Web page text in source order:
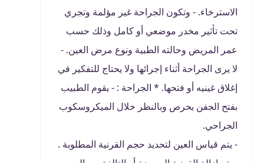
الاسترخاء. - وتكون الجراحة غير مؤلمة وتجري
تحت تأثير مخدر موضعي أو كامل وذلك حسب
عمر المريض وحالته الطبية ونوع مرض العين. -
لا يرى الجراحة أثناء إجرائها ولا يحتاج للتفكير في
إغلاق غينيه أو فتحها. * الجراحة : - يقوم الطبيب
بفتح الجفن بحرص وبالنظر خلال الميكروسكوب
الجراحي.
- يتم قياس العين لتحديد حجم القرنية المطلوبة .